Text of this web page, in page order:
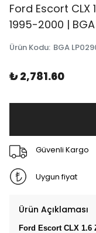
Ford Escort CLX
1995-2000 | BGA
Ürün Kodu: BGA
₺ 2,781.60
Güvenli Kargo
Uygun fiyat
Ürün Açıklaması
Ford Escort CLX 1.6